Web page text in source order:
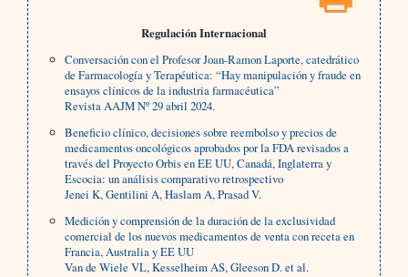
Regulación Internacional
Conversación con el Profesor Joan-Ramon Laporte, catedrático
de Farmacología y Terapéutica: “Hay manipulación y fraude en
ensayos clínicos de la industria farmacéutica”
Revista AAJM Nº 29 abril 2024.
Beneficio clínico, decisiones sobre reembolso y precios de
medicamentos oncológicos aprobados por la FDA revisados a
través del Proyecto Orbis en EE UU, Canadá, Inglaterra y
Escocia: un análisis comparativo retrospectivo
Jenei K, Gentilini A, Haslam A, Prasad V.
Medición y comprensión de la duración de la exclusividad
comercial de los nuevos medicamentos de venta con receta en
Francia, Australia y EE UU
Van de Wiele VL, Kesselheim AS, Gleeson D. et al.